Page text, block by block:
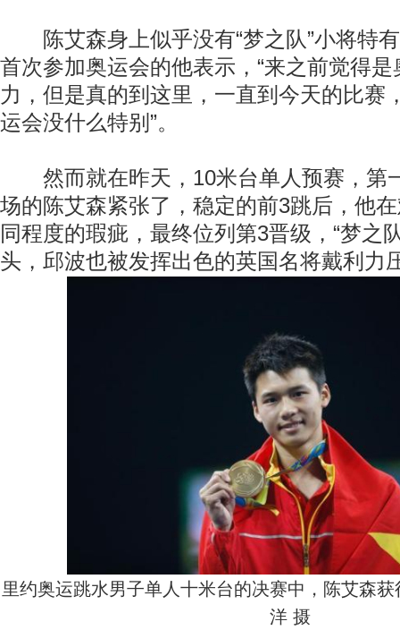
陈艾森身上似乎没有“梦之队”小将特
首次参加奥运会的他表示，“来之前觉得
力，但是真的到这里，一直到今天的比赛
运会没什么特别”。
然而就在昨天，10米台单人预赛，第
场的陈艾森紧张了，稳定的前3跳后，他
同程度的瑕疵，最终位列第3晋级，“梦之
头，邱波也被发挥出色的英国名将戴利力
里约奥运跳水男子单人十米台的决赛中，陈艾森
洋 摄